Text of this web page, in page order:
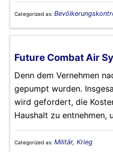
Categorized as:
Future Combat Air
Denn dem Vernehmen
gepumpt wurden.
wird gefordert, die
Haushalt zu entnehmen,
Categorized as: Militär, Krieg